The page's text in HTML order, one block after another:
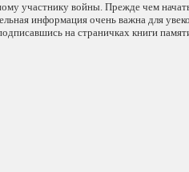
участнику войны. Прежде чем
информация очень важна для
на страничках книги